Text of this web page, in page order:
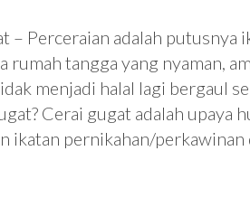
– Perceraian adalah putusnya
tangga yang nyaman,
menjadi halal lagi bergaul
Cerai gugat adalah upaya
ikatan pernikahan/perkawinan